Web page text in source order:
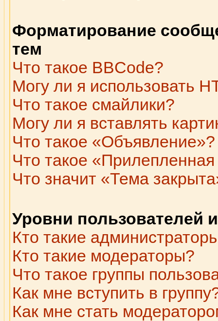
Форматирование
тем
Что такое BBCode?
Могу ли я использовать
Что такое смайлики?
Могу ли я вставлять
Что такое «Объявление»?
Что такое
Что значит «Тема
Уровни пользователей
Кто такие
Кто такие модераторы?
Что такое группы
Как мне вступить в
Как мне стать